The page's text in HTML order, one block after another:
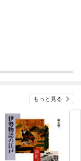
もっと見る